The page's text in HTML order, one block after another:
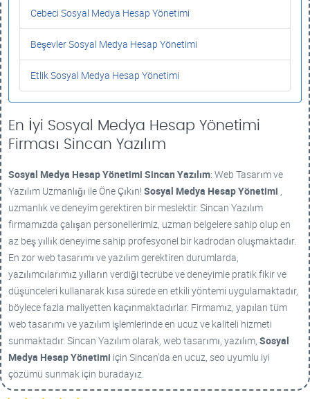
Cebeci Sosyal Medya Hesap Yönetimi
Beşevler Sosyal Medya Hesap Yönetimi
Etlik Sosyal Medya Hesap Yönetimi
En İyi Sosyal Medya Hesap Yönetimi
Firması Sincan Yazılım
Sosyal Medya Hesap Yönetimi Sincan Yazılım: Web Tasarım ve
Yazılım Uzmanlığı ile Öne Çıkın! Sosyal Medya Hesap Yönetimi ,
uzmanlık ve deneyim gerektiren bir meslektir. Sincan Yazılım
firmamızda çalışan personellerimiz, uzman belgelere sahip olup en
az beş yıllık deneyime sahip profesyonel bir kadrodan oluşmaktadır.
En zor web tasarımı ve yazılım gerektiren durumlarda,
yazılımcılarımız yılların verdiği tecrübe ve deneyimle pratik fikir ve
düşünceleri kullanarak kısa sürede en etkili yöntemi uygulamaktadır,
böylece fazla maliyetten kaçınmaktadırlar. Firmamız, yapılan tüm
web tasarımı ve yazılım işlemlerinde en ucuz ve kaliteli hizmeti
sunmaktadır. Sincan Yazılım olarak, web tasarımı, yazılım, Sosyal
Medya Hesap Yönetimi için Sincan'da en ucuz, seo uyumlu iyi
çözümü sunmak için buradayız.